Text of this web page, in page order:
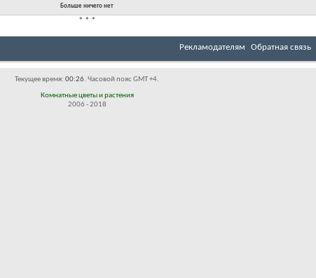
Больше ничего нет
* * *
Рекламодателям Обратная связь
Текущее время: 00:26. Часовой пояс GMT +4.
Комнатные цветы и растения
2006 - 2018